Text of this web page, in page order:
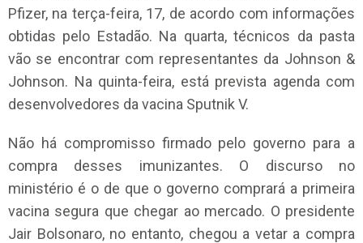
Pfizer, na terça-feira, 17, de acordo com informações
obtidas pelo Estadão. Na quarta, técnicos da pasta
vão se encontrar com representantes da Johnson &
Johnson. Na quinta-feira, está prevista agenda com
desenvolvedores da vacina Sputnik V.
Não há compromisso firmado pelo governo para a
compra desses imunizantes. O discurso no
ministério é o de que o governo comprará a primeira
vacina segura que chegar ao mercado. O presidente
Jair Bolsonaro, no entanto, chegou a vetar a compra